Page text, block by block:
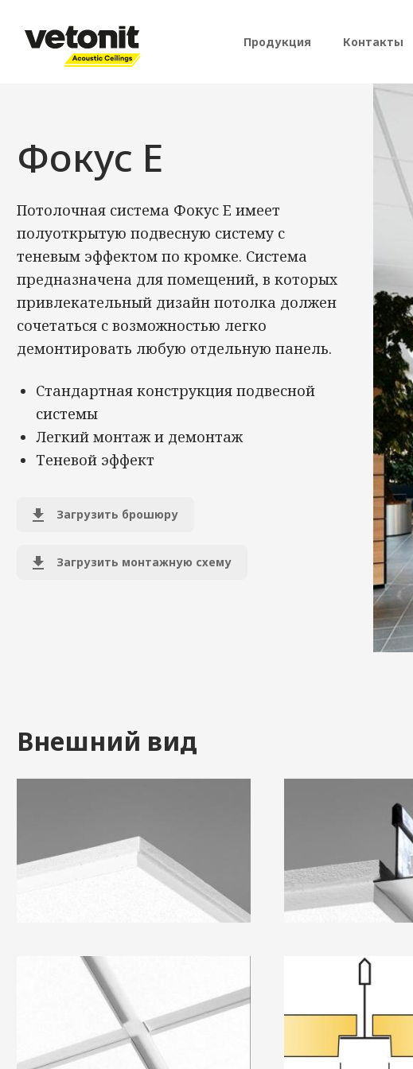
Основная
Продукция Контакты
Фокус Е
Потолочная система Фокус E имеет
полуоткрытую подвесную систему с
теневым эффектом по кромке. Система
предназначена для помещений, в которых
привлекательный дизайн потолка должен
сочетаться с возможностью легко
демонтировать любую отдельную панель.
Стандартная конструкция подвесной
системы
Легкий монтаж и демонтаж
Теневой эффект
Загрузить брошюру
Загрузить монтажную схему
Внешний вид